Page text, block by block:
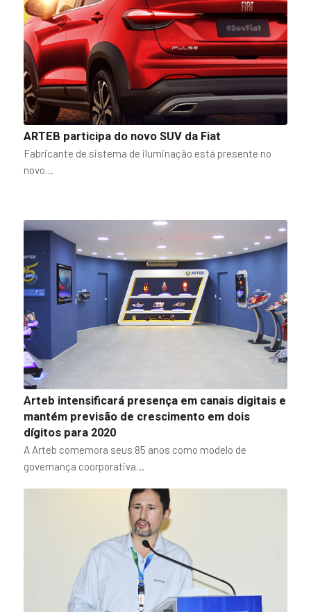
ARTEB participa do novo SUV da Fiat
Fabricante de sistema de iluminação está presente no
novo…
Arteb intensificará presença em canais digitais e
mantém previsão de crescimento em dois
dígitos para 2020
A Arteb comemora seus 85 anos como modelo de
governança coorporativa…